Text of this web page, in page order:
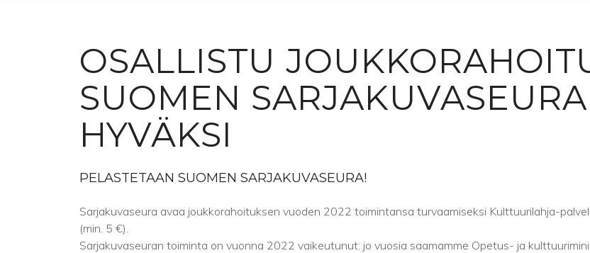
OSALLISTU
SUOMEN
HYVÄKSI
PELASTETAAN SUOMEN SARJAKUVASEURA!
Sarjakuvaseura avaa joukkorahoituksen vuoden 2022 toimintansa turvaamiseksi Kulttuurilahja-
(min. 5 €).
Sarjakuvaseuran toiminta on vuonna 2022 vaikeutunut: jo vuosia saamamme Opetus- ja